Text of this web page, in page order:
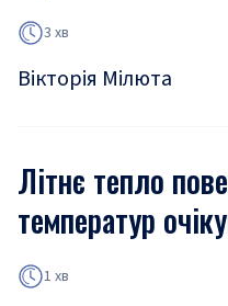
3 хв
Вікторія Мілюта
Літнє тепло
температур
1 хв